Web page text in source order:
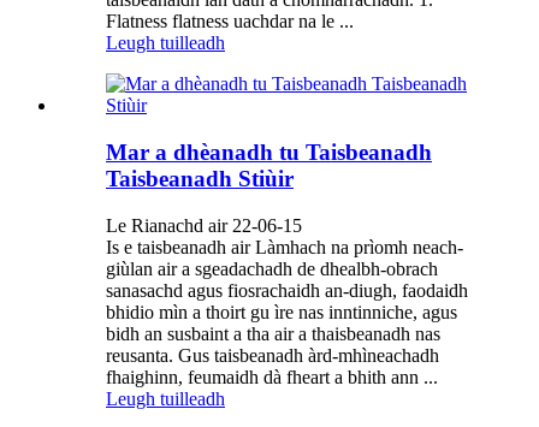
Flatness flatness uachdar na le ...
Leugh tuilleadh
Mar a dhèanadh tu Taisbeanadh
Taisbeanadh Stiùir
Le Rianachd air 22-06-15
Is e taisbeanadh air Làmhach na prìomh neach-
giùlan air a sgeadachadh de dhealbh-obrach
sanasachd agus fiosrachaidh an-diugh, faodaidh
bhidio mìn a thoirt gu ìre nas inntinniche, agus
bidh an susbaint a tha air a thaisbeanadh nas
reusanta. Gus taisbeanadh àrd-mhìneachadh
fhaighinn, feumaidh dà fheart a bhith ann ...
Leugh tuilleadh